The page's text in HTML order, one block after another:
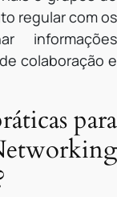
regular com os
informações
colaboração e
para